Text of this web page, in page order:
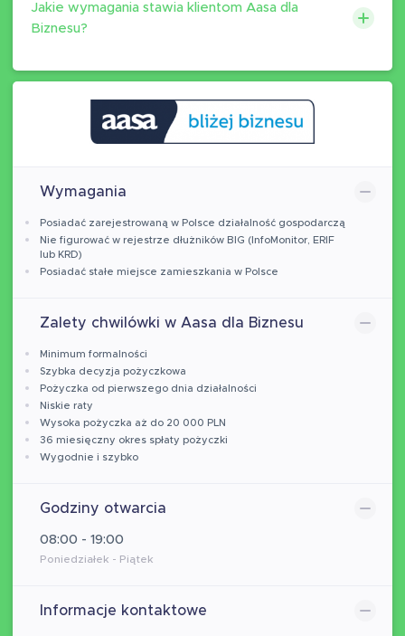
Jakie wymagania stawia klientom Aasa dla
Biznesu?
Wymagania
Posiadać zarejestrowaną w Polsce działalność gospodarczą
Nie figurować w rejestrze dłużników BIG (InfoMonitor, ERIF
lub KRD)
Posiadać stałe miejsce zamieszkania w Polsce
Zalety chwilówki w Aasa dla Biznesu
Minimum formalności
Szybka decyzja pożyczkowa
Pożyczka od pierwszego dnia działalności
Niskie raty
Wysoka pożyczka aż do 20 000 PLN
36 miesięczny okres spłaty pożyczki
Wygodnie i szybko
Godziny otwarcia
08:00 - 19:00
Poniedziałek - Piątek
Informacje kontaktowe